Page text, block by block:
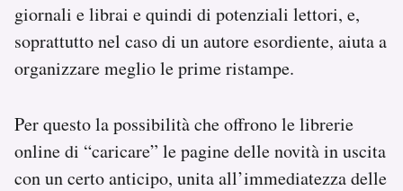
Hai bisogno di aiuto?
Esci
giornali e librai e quindi di potenziali lettori, e,
soprattutto nel caso di un autore esordiente, aiuta a
organizzare meglio le prime ristampe.
Per questo la possibilità che offrono le librerie
online di “caricare” le pagine delle novità in uscita
con un certo anticipo, unita all’immediatezza delle